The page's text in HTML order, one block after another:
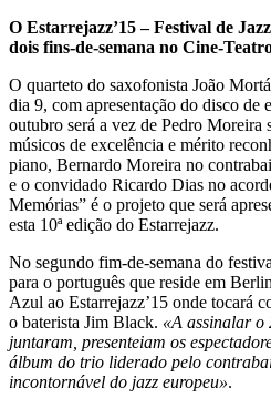
O Estarrejazz’15 – Festival de
dois fins-de-semana no Cine-
O quarteto do saxofonista João
dia 9, com apresentação do disco de
outubro será a vez de Pedro Moreira
músicos de excelência e mérito
piano, Bernardo Moreira no
e o convidado Ricardo Dias no
Memórias” é o projeto que será
esta 10ª edição do Estarrejazz.
No segundo fim-de-semana do
para o português que reside em
Azul ao Estarrejazz’15 onde tocará
o baterista Jim Black. «A assinalar o
juntaram, presenteiam os
álbum do trio liderado pelo
incontornável do jazz europeu».